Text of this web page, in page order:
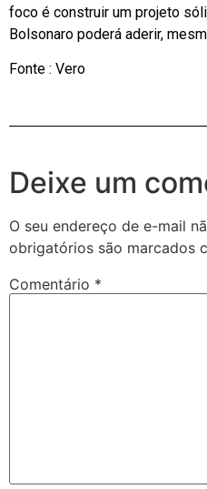
foco é construir um projeto
Bolsonaro poderá aderir,
Fonte : Vero
Deixe um
O seu endereço de e-mail
obrigatórios são marcados
Comentário *